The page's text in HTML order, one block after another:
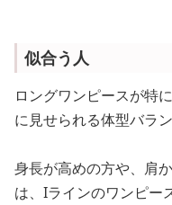
似合う人
ロングワンピースが特
に見せられる体型バラン
身長が高めの方や、肩
は、Iラインのワンピー